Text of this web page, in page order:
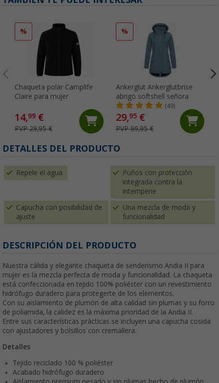
%
Chaqueta polar Camplife
Claire para mujer
14,99 €
PVP 29,95 €
%
Ankerglut Ankerglutbrise
abrigo softshell señora
(49)
29,95€
PVP 99,95 €
DETALLES DEL PRODUCTO
Repele el agua
Puños con protección
integrada contra la
intemperie
Capucha con posibilidad de
ajuste
Una mezcla de moda y
funcionalidad
DESCRIPCIÓN DEL PRODUCTO
Nuestra cálida y elegante chaqueta de senderismo Andia II para
mujer es la mezcla perfecta de moda y funcionalidad. La chaqueta
está confeccionada en tejido 100% poliéster con un revestimiento
hidrófugo duradero para protegerte de los elementos.
Con su aislamiento de plumón de alta calidad sin plumas y su forro
de poliamida, la calidez es la máxima prioridad de la Andia II.
Entre sus características prácticas se incluyen una capucha cosida
con ajustadores y bolsillos con cremallera.
Detalles
Tejido reciclado 100 % poliéster
Acabado hidrófugo duradero